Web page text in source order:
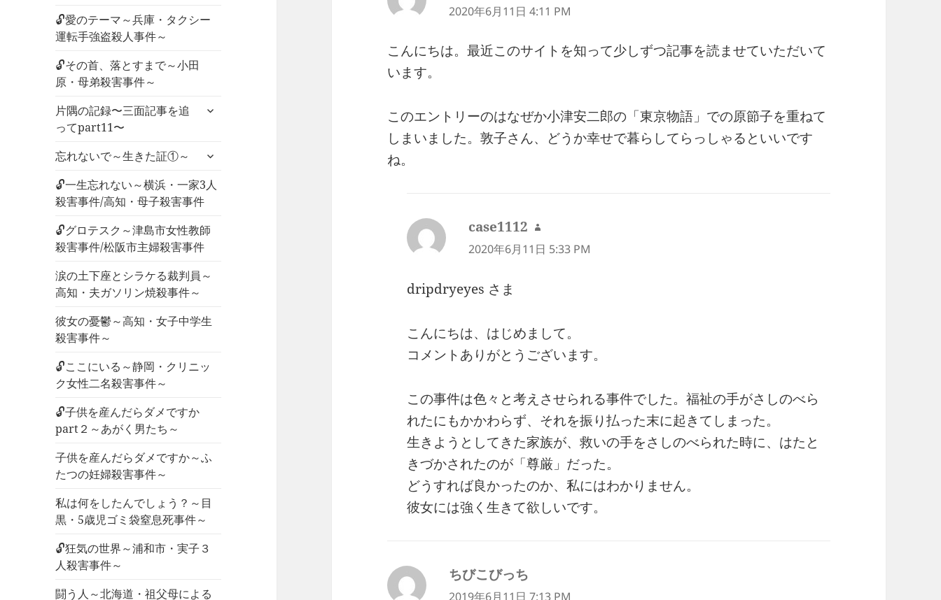
🔓愛のテーマ～兵庫・タクシー
運転手強盗殺人事件～
🔓その首、落とすまで～小田
原・母弟殺害事件～
片隅の記録〜三面記事を追
ってpart11〜
サ
ニ
ー
を
開
忘れないで～生きた証①～
サ
メ
ニ
ー
を
開
🔓一生忘れない～横浜・一家3人
殺害事件/高知・母子殺害事件
🔓グロテスク～津島市女性教師
殺害事件/松阪市主婦殺害事件
涙の土下座とシラケる裁判員～
高知・夫ガソリン焼殺事件～
彼女の憂鬱～高知・女子中学生
殺害事件～
🔓ここにいる～静岡・クリニッ
ク女性二名殺害事件～
🔓子供を産んだらダメですか
part２～あがく男たち～
子供を産んだらダメですか～ふ
たつの妊婦殺害事件～
私は何をしたんでしょう？～目
黒・5歳児ゴミ袋窒息死事件～
🔓狂気の世界～浦和市・実子３
人殺害事件～
闘う人～北海道・祖父母による
り:
2020年6月11日 4:11 PM
こんにちは。最近このサイトを知って少しずつ記事を読ませていただいて
います。
このエントリーのはなぜか小津安二郎の「東京物語」での原節子を重ねて
しまいました。敦子さん、どうか幸せで暮らしてらっしゃるといいです
ね。
case1112
よ
り:
2020年6月11日 5:33 PM
dripdryeyes さま
こんにちは、はじめまして。
コメントありがとうございます。
この事件は色々と考えさせられる事件でした。福祉の手がさしのべら
れたにもかかわらず、それを振り払った末に起きてしまった。
生きようとしてきた家族が、救いの手をさしのべられた時に、はたと
きづかされたのが「尊厳」だった。
どうすれば良かったのか、私にはわかりません。
彼女には強く生きて欲しいです。
ちびこびっち
り:
2019年6月11日 7:13 PM